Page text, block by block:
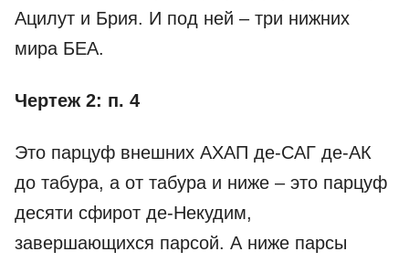
Ацилут и Брия. И под ней – три нижних
мира БЕА.
Чертеж 2: п. 4
Это парцуф внешних АХАП де-­САГ де-­АК
до табура, а от табура и ниже – это парцуф
десяти сфирот де-­Некудим,
завершающихся парсой. А ниже парсы